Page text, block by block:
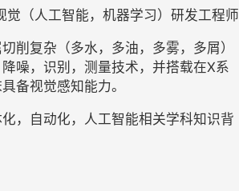
觉（人工智能，机器学习）研发工程师
削复杂（多水，多油，多雾，多屑）
噪，识别，测量技术，并搭载在X系
备视觉感知能力。
，自动化，人工智能相关学科知识背